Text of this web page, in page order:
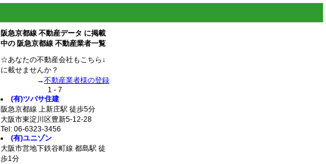
阪急京都線 不動産データ に掲載
中の 阪急京都線 不動産業者一覧
☆あなたの不動産会社もこちら↓
に載せませんか？
→不動産業者様の登録
1 - 7
(有)ツバサ住建
阪急京都線 上新庄駅 徒歩5分
大阪市東淀川区豊新5-12-28
Tel: 06-6323-3456
(有)ユニゾン
大阪市営地下鉄谷町線 都島駅 徒
歩1分